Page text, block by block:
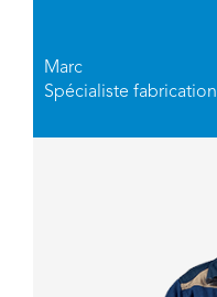
Marc
Spécialiste fabrication